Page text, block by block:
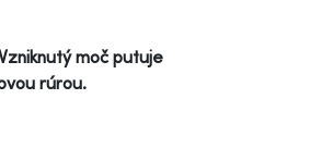
moč putuje
rúrou.